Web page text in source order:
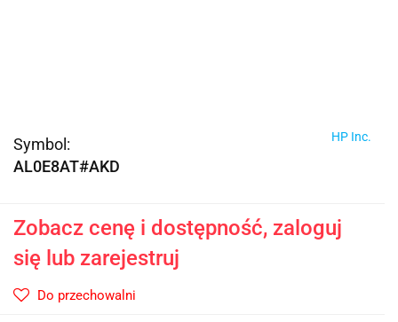
Symbol:
AL0E8AT#AKD
HP Inc.
Zobacz cenę i dostępność, zaloguj
się lub zarejestruj
Do przechowalni